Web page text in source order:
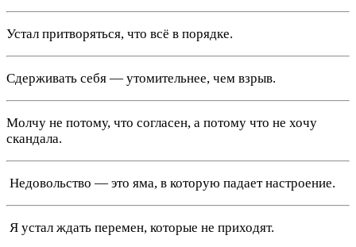
Устал притворяться, что всё в порядке.
Сдерживать себя — утомительнее, чем взрыв.
Молчу не потому, что согласен, а потому что не хочу
скандала.
️ Недовольство — это яма, в которую падает настроение.
️ Я устал ждать перемен, которые не приходят.